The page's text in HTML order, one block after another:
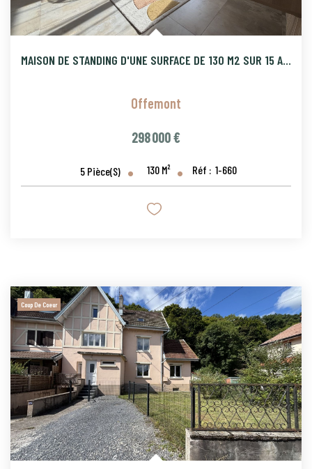
MAISON DE STANDING D'UNE SURFACE DE 130 M2 SUR 15 ARES DE TE
Offemont
298 000 €
5 Pièce(s) 130 M² Réf : 1-660
Coup De Coeur